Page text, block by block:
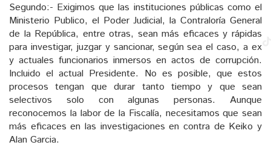
Segundo:- Exigimos que las instituciones públicas como el
Ministerio Publico, el Poder Judicial, la Contraloría General
de la República, entre otras, sean más eficaces y rápidas
para investigar, juzgar y sancionar, según sea el caso, a ex
y actuales funcionarios inmersos en actos de corrupción.
Incluido el actual Presidente. No es posible, que estos
procesos tengan que durar tanto tiempo y que sean
selectivos solo con algunas personas. Aunque
reconocemos la labor de la Fiscalía, necesitamos que sean
más eficaces en las investigaciones en contra de Keiko y
Alan Garcia.